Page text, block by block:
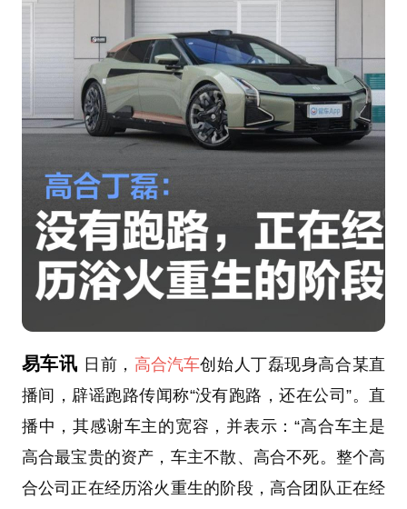
易车讯 日前， 高合汽车创始人丁磊现身高合某直
播间，辟谣跑路传闻称“没有跑路，还在公司”。直
播中，其感谢车主的宽容，并表示：“高合车主是
高合最宝贵的资产，车主不散、高合不死。整个高
合公司正在经历浴火重生的阶段，高合团队正在经